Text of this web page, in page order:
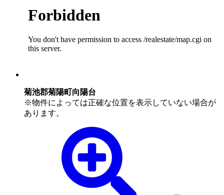
菊池郡菊陽町向陽台
※物件によっては正確な位置を表示していない場合が
あります。